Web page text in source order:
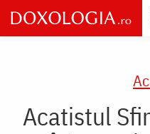
Skip
to
main
Acatistul